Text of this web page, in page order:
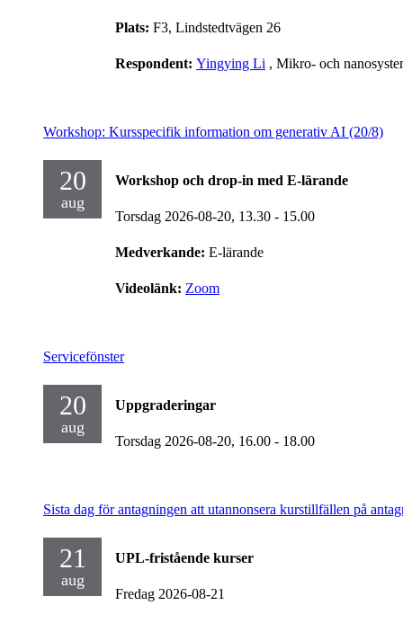
Plats: F3, Lindstedtvägen 26
Respondent: Yingying Li , Mikro- och
Workshop: Kursspecifik information om generativ AI (20/8)
20
aug
Workshop och drop-in med E-lärande
Torsdag 2026-08-20, 13.30 - 15.00
Medverkande: E-lärande
Videolänk: Zoom
Servicefönster
20
aug
Uppgraderingar
Torsdag 2026-08-20, 16.00 - 18.00
Sista dag för antagningen att utannonsera kurstillfällen på
21
aug
UPL-fristående kurser
Fredag 2026-08-21